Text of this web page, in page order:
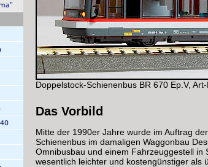
Doppelstock-Schienenbus BR 670 Ep.V,
Das Vorbild
Mitte der 1990er Jahre wurde im Auftrag
Schienenbus im damaligen Waggonbau
Omnibusbau und einem Fahrzeuggestell in
wesentlich leichter und kostengünstiger als